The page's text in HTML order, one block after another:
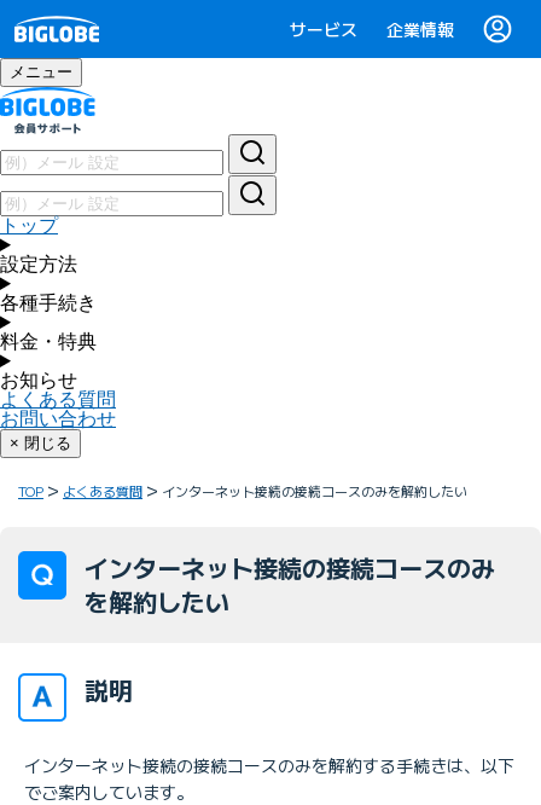
サービス 企業情報
メニュー
トップ
設定方法
各種手続き
料金・特典
お知らせ
よくある質問
お問い合わせ
× 閉じる
TOP よくある質問 インターネット接続の接続コースのみを解約したい
インターネット接続の接続コースのみ
を解約したい
説明
インターネット接続の接続コースのみを解約する手続きは、以下
でご案内しています。